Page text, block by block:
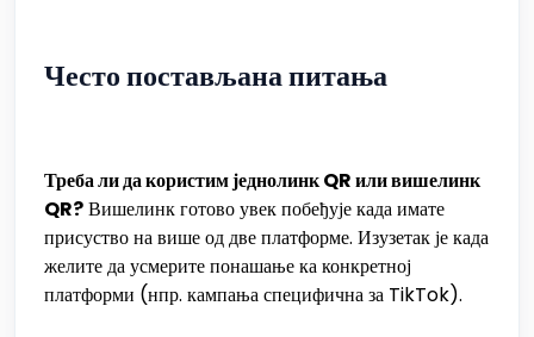
Често постављана питања
Треба ли да користим једнолинк QR или вишелинк
QR?Вишелинк готово увек побеђује када имате
присуство на више од две платформе. Изузетак је када
желите да усмерите понашање ка конкретној
платформи (нпр. кампања специфична за TikTok).